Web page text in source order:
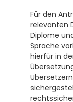
Für den
relevanten
Diplome
Sprache
hierfür in